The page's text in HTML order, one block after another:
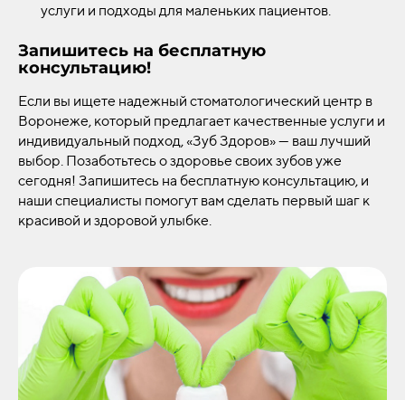
услуги и подходы для маленьких пациентов.
Запишитесь на бесплатную
консультацию!
Если вы ищете надежный стоматологический центр в
Воронеже, который предлагает качественные услуги и
индивидуальный подход, «Зуб Здоров» — ваш лучший
выбор. Позаботьтесь о здоровье своих зубов уже
сегодня! Запишитесь на бесплатную консультацию, и
наши специалисты помогут вам сделать первый шаг к
красивой и здоровой улыбке.